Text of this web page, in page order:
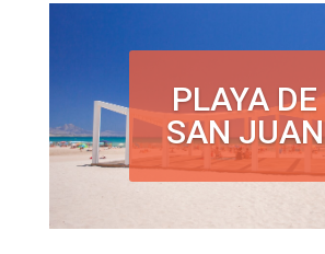
PLAYA DE
SAN JUAN